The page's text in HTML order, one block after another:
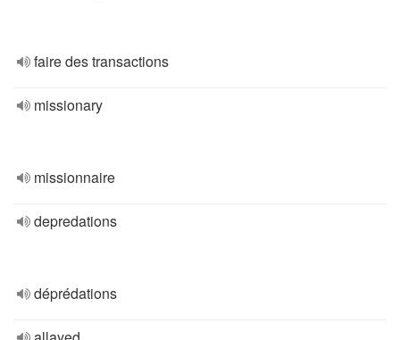
faire des transactions
missionary
missionnaire
depredations
déprédations